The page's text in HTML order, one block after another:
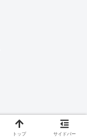
トップ サイドバー